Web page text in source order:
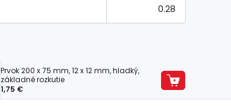
0.28
Prvok 200 x 75 mm, 12 x 12 mm, hladký,
základné rozkutie
1,75 €